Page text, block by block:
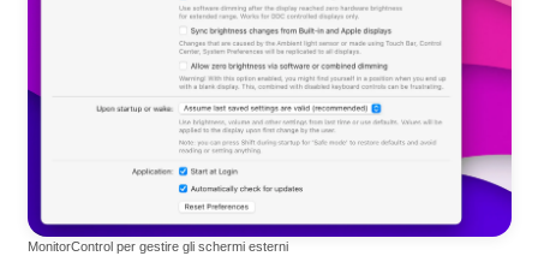
MonitorControl per gestire gli schermi esterni